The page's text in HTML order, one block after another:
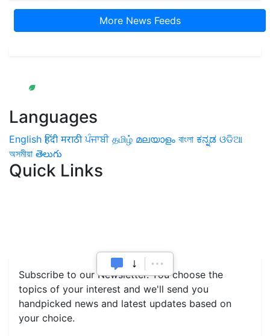
More News Feeds
Languages
English हिंदी मराठी ਪੰਜਾਬੀ தமிழ் മലയാളം বাংলা ಕನ್ನಡ ଓଡିଆ
অসমীয়া తెలుగు
Quick Links
Subscribe to our Newsletter. You choose the
topics of your interest and we'll send you
handpicked news and latest updates based on
your choice.